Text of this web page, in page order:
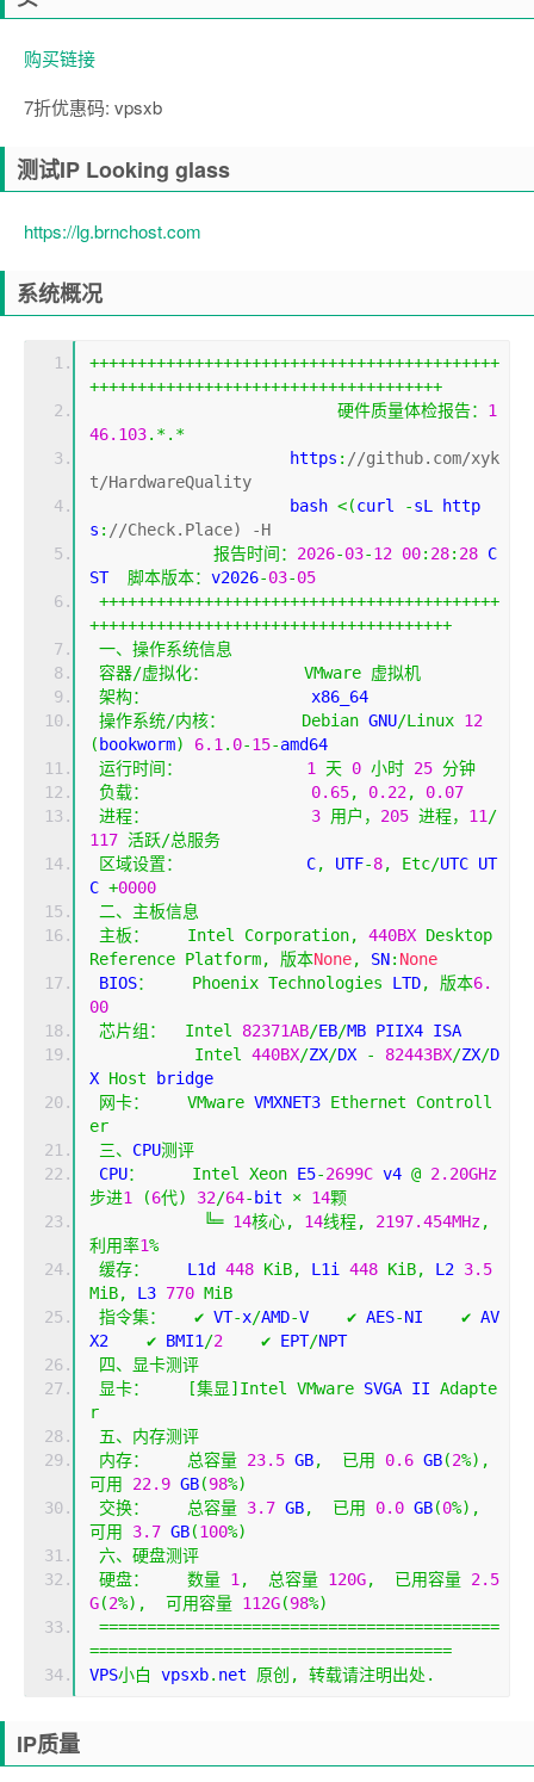
购买链接
7折优惠码: vpsxb
测试IP Looking glass
https://lg.brnchost.com
系统概况
+++++++++++++++++++++++++++++++++++++++++++
+++++++++++++++++++++++++++++++++++++
硬件质量体检报告： 1
46.103.*.*
                     https
: //github.com/xyk
t/HardwareQuality
                     bash
<(curl -sL http
s : //Check.Place) -H
报告时间： 2026-03-12 00: 28: 28 C
ST
脚本版本： v2026-03-05
++++++++++++++++++++++++++++++++++++++++++
++++++++++++++++++++++++++++++++++++++
一、操作系统信息
容器/虚拟化：
VMware 虚拟机
架构：
                 x86_64
操作系统/内核：
Debian GNU/Linux 12
( bookworm) 6.1 . 0-15-amd64
运行时间：
1 天 0 小时 25 分钟
负载：
0.65, 0.22,
0.07
进程：
3 用户， 205 进程， 11 /
117 活跃/总服务
区域设置：
             C
, UTF-8, Etc/UTC UT
C +0000
二、主板信息
主板：
Intel Corporation, 440BX Desktop
Reference Platform, 版本None, SN: None
BIOS： Phoenix Technologies LTD, 版本6.
00
芯片组：
Intel 82371AB/EB/MB PIIX4 ISA
Intel
440BX/ZX/DX - 82443BX/ZX/D
X Host bridge
网卡：
VMware VMXNET3 Ethernet
Controll
er
三、 CPU测评
CPU： Intel Xeon E5-2699C v4 @ 2.20GHz
步进1 (6代) 32/64- bit × 14颗
╚═ 14核心, 14线程, 2197.454MHz,
利用率1%
缓存：
    L1d
448 KiB, L1i 448 KiB, L2 3.5
MiB, L3 770 MiB
指令集：
✔ VT-x/AMD-V ✔ AES-NI ✔ AV
X2 ✔ BMI1 /2 ✔ EPT/NPT
四、显卡测评
显卡：
[集显] Intel VMware SVGA II Adapte
r
五、内存测评
内存：
总容量 23.5 GB, 已用 0.6 GB(2%),
可用
22.9 GB(98%)
交换：
总容量 3.7 GB, 已用 0.0 GB(0%),
可用
3.7 GB(100%)
六、硬盘测评
硬盘：
数量 1 , 总容量 120G, 已用容量 2.5
G(2%), 可用容量 112G(98%)
==========================================
======================================
VPS小白 vpsxb. net 原创, 转载请注明出处.
IP质量